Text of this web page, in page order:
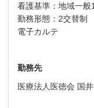
看護基準：地域一般
勤務形態：2交替制
電子カルテ
勤務先
医療法人医徳会 国